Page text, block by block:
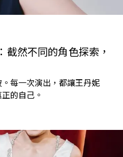
截然不同的角色探索，
每一次演出，都讓王丹妮
的自己。